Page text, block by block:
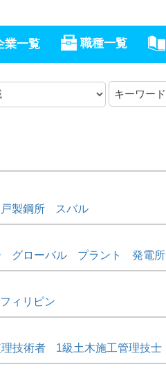
業一覧 職種一覧
キ
ー
製鋼所 スバル
グローバル プラント 発電所
フィリピン
技術者 1級土木施工管理技士